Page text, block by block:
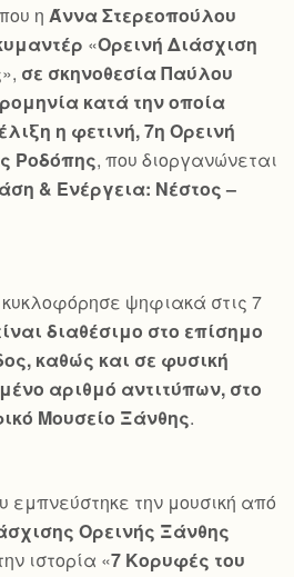
η Άννα Στερεοπούλου
«Ορεινή Διάσχιση
», σε σκηνοθεσία Παύλου
κατά την οποία
η φετινή, 7η Ορεινή
Ροδόπης, που διοργανώνεται
& Ενέργεια: Νέστος –
κυκλοφόρησε ψηφιακά στις 7
διαθέσιμο στο επίσημο
καθώς και σε φυσική
αριθμό αντιτύπων, στο
Μουσείο Ξάνθης.
την μουσική από
Ορεινής Ξάνθης
ιστορία «7 Κορυφές του